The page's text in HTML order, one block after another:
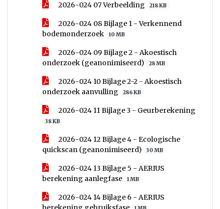
2026-024 07 Verbeelding 218 KB
2026-024 08 Bijlage 1 - Verkennend
bodemonderzoek
10 MB
2026-024 09 Bijlage 2 - Akoestisch
onderzoek (geanonimiseerd)
28 MB
2026-024 10 Bijlage 2-2 - Akoestisch
onderzoek aanvulling
286 KB
2026-024 11 Bijlage 3 - Geurberekening
38 KB
2026-024 12 Bijlage 4 - Ecologische
quickscan (geanonimiseerd)
30 MB
2026-024 13 Bijlage 5 - AERIUS
berekening aanlegfase
1 MB
2026-024 14 Bijlage 6 - AERIUS